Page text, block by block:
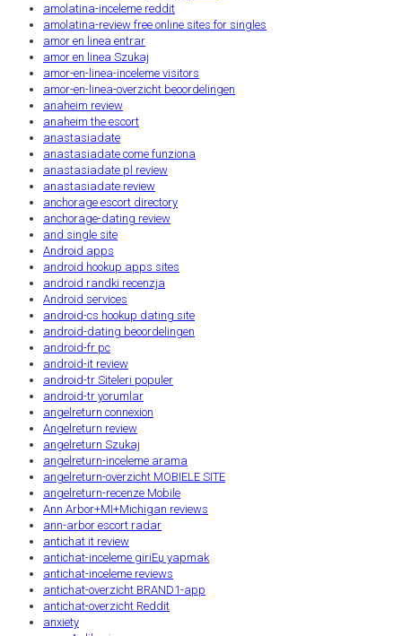
amolatina-inceleme reddit
amolatina-review free online sites for singles
amor en linea entrar
amor en linea Szukaj
amor-en-linea-inceleme visitors
amor-en-linea-overzicht beoordelingen
anaheim review
anaheim the escort
anastasiadate
anastasiadate come funziona
anastasiadate pl review
anastasiadate review
anchorage escort directory
anchorage-dating review
and single site
Android apps
android hookup apps sites
android randki recenzja
Android services
android-cs hookup dating site
android-dating beoordelingen
android-fr pc
android-it review
android-tr Siteleri populer
android-tr yorumlar
angelreturn connexion
Angelreturn review
angelreturn Szukaj
angelreturn-inceleme arama
angelreturn-overzicht MOBIELE SITE
angelreturn-recenze Mobile
Ann Arbor+MI+Michigan reviews
ann-arbor escort radar
antichat it review
antichat-inceleme giriЕџ yapmak
antichat-inceleme reviews
antichat-overzicht BRAND1-app
antichat-overzicht Reddit
anxiety